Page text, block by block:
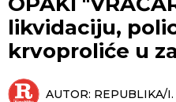
likvidaciju,
krvoproliće u
AUTOR: REPUBLIKA/I.